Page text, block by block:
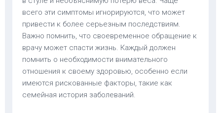
всего эти симптомы игнорируются, что может
привести к более серьезным последствиям.
Важно помнить, что своевременное обращение к
врачу может спасти жизнь. Каждый должен
помнить о необходимости внимательного
отношения к своему здоровью, особенно если
имеются рискованные факторы, такие как
семейная история заболеваний.